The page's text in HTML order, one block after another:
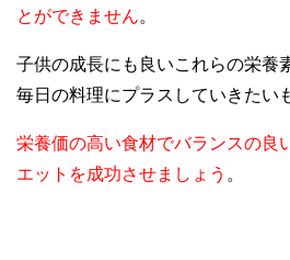
とができません。
子供の成長にも良いこれらの栄養
毎日の料理にプラスしていきたい
栄養価の高い食材でバランスの良
エットを成功させましょう 。